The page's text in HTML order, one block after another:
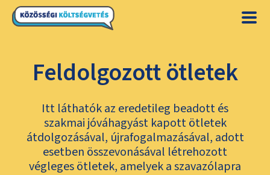
Feldolgozott ötletek
Itt láthatók az eredetileg beadott és
szakmai jóváhagyást kapott ötletek
átdolgozásával, újrafogalmazásával, adott
esetben összevonásával létrehozott
végleges ötletek, amelyek a szavazólapra